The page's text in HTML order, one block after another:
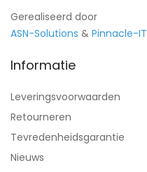
Gerealiseerd door
ASN-Solutions & Pinnacle-IT
Informatie
Leveringsvoorwaarden
Retourneren
Tevredenheidsgarantie
Nieuws